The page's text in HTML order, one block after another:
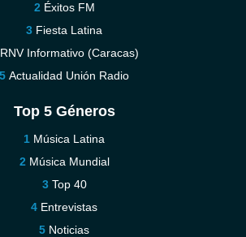
Éxitos FM
Fiesta Latina
RNV Informativo (Caracas)
Actualidad Unión Radio
Top 5 Géneros
Música Latina
Música Mundial
Top 40
Entrevistas
Noticias